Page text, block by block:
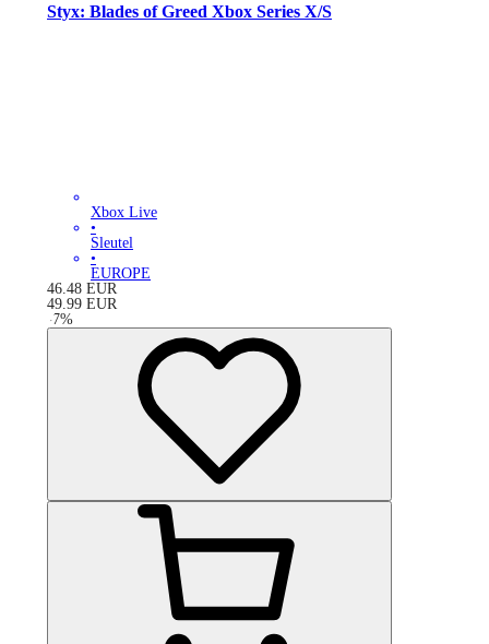
Styx: Blades of Greed Xbox Series X/S
Xbox Live
•
Sleutel
•
EUROPE
46.48 EUR
49.99 EUR
-7%